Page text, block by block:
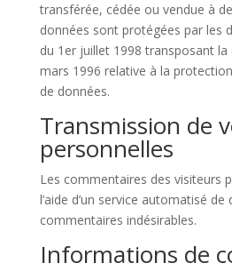
transférée, cédée ou vendue à
données sont protégées par les
du 1er juillet 1998 transposant la
mars 1996 relative à la
de données.
Transmission de
personnelles
Les commentaires des visiteurs
l’aide d’un service automatisé
commentaires indésirables.
Informations de